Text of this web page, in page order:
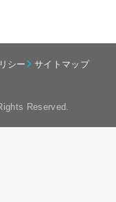
シー
サイトマップ
Reserved.